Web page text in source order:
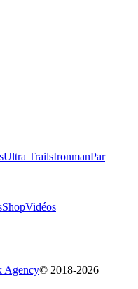
Ultra TrailsIronmanPar
ShopVidéos
Agency© 2018-2026